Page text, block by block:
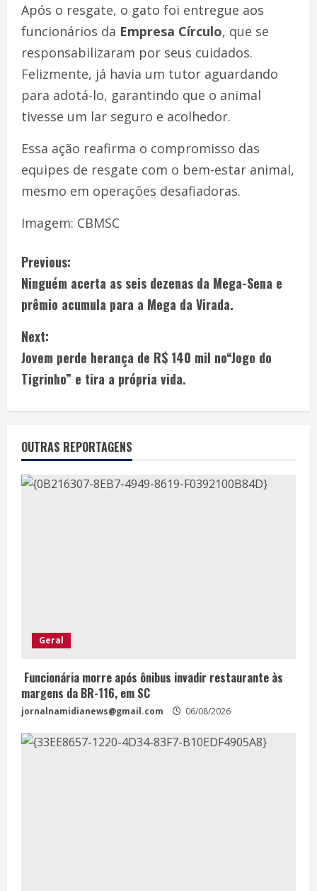
Após o resgate, o gato foi entregue aos
funcionários da Empresa Círculo, que se
responsabilizaram por seus cuidados.
Felizmente, já havia um tutor aguardando
para adotá-lo, garantindo que o animal
tivesse um lar seguro e acolhedor.
Essa ação reafirma o compromisso das
equipes de resgate com o bem-estar animal,
mesmo em operações desafiadoras.
Imagem: CBMSC
Previous:
Ninguém acerta as seis dezenas da Mega-Sena e
prêmio acumula para a Mega da Virada.
Next:
Jovem perde herança de R$ 140 mil no“Jogo do
Tigrinho” e tira a própria vida.
OUTRAS REPORTAGENS
Geral
Funcionária morre após ônibus invadir restaurante às
margens da BR-116, em SC
jornalnamidianews@gmail.com 06/08/2026